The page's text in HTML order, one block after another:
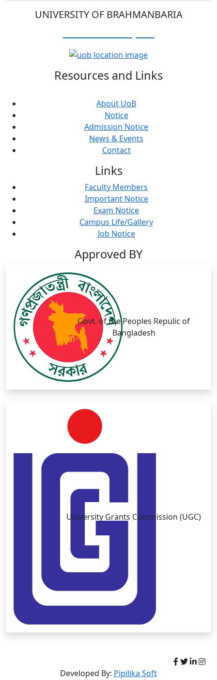
UNIVERSITY OF BRAHMANBARIA
Resources and Links
About UoB
Notice
Admission Notice
News & Events
Contact
Links
Faculty Members
Important Notice
Exam Notice
Campus Life/Gallery
Job Notice
Approved BY
Govt. of the Peoples Repulic of
Bangladesh
University Grants Commission (UGC)
Developed By: Pipilika Soft